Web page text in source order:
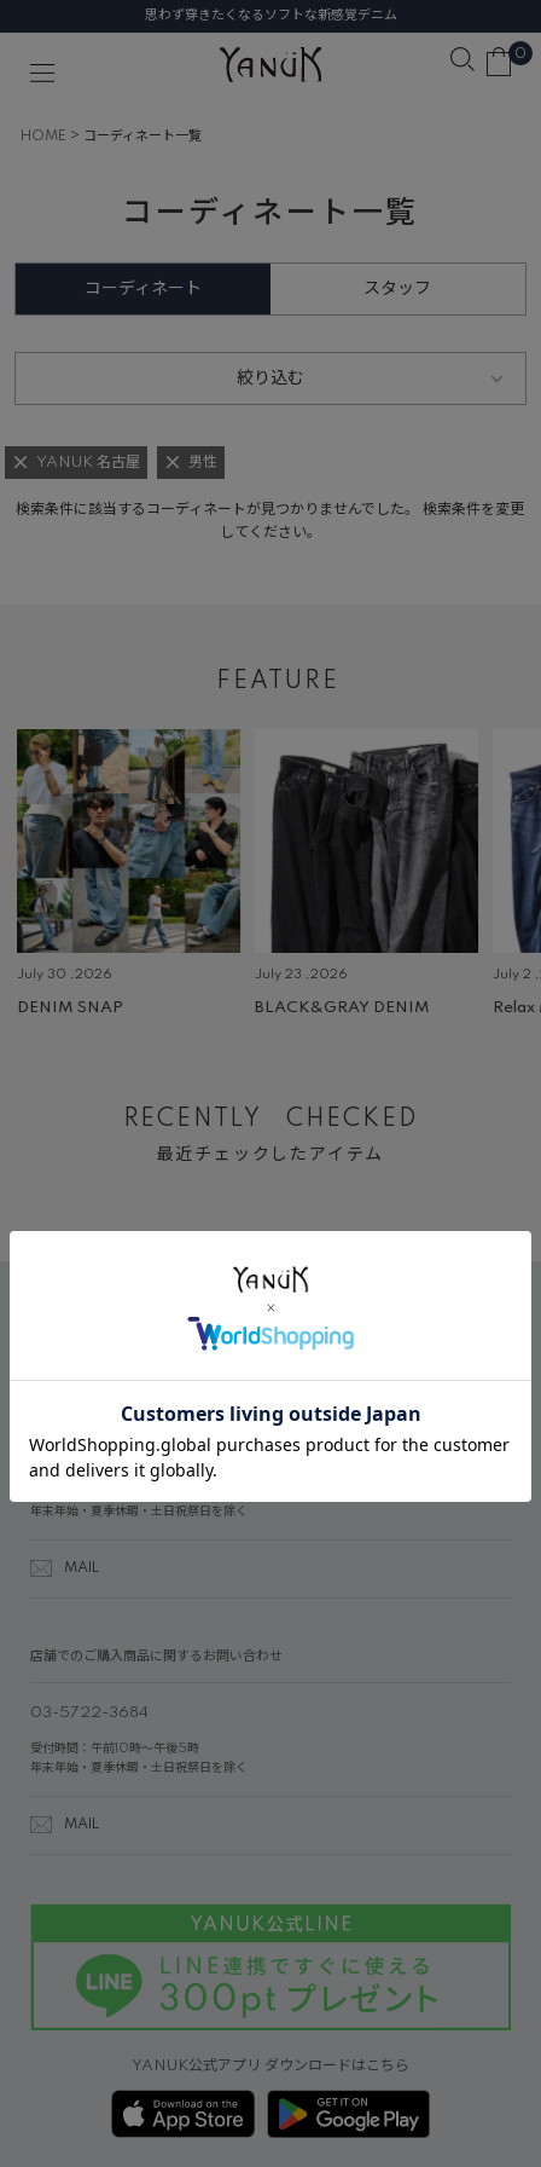
思わず穿きたくなるソフトな新感覚デニム
0
HOME コーディネート一覧
コーディネート一覧
コーディネート スタッフ
絞り込む
YANUK 名古屋 男性
検索条件に該当するコーディネートが見つかりませんでした。 検索条件を変更
してください。
FEATURE
July 30 ,2026
DENIM SNAP
July 23 ,2026
BLACK&GRAY DENIM
July 2
Relax
RECENTLY CHECKED
最近チェックしたアイテム
03-6809-2611
年末年始・夏季休暇・土日祝祭日を除く
MAIL
店舗でのご購入商品に関するお問い合わせ
03-5722-3684
受付時間：午前10時～午後5時
年末年始・夏季休暇・土日祝祭日を除く
MAIL
YANUK公式アプリ ダウンロードはこちら